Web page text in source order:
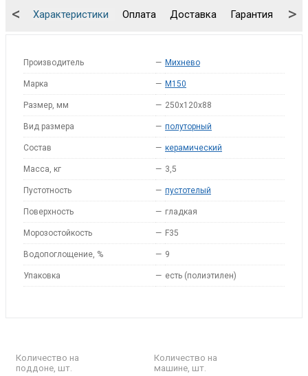
Характеристики Оплата Доставка Гарантия
< >
Производитель — Михнево
Марка — M150
Размер, мм — 250x120x88
Вид размера — полуторный
Состав — керамический
Масса, кг — 3,5
Пустотность — пустотелый
Поверхность — гладкая
Морозостойкость — F35
Водопоглощение, % — 9
Упаковка — есть (полиэтилен)
Количество на
поддоне, шт.
Количество на
машине, шт.